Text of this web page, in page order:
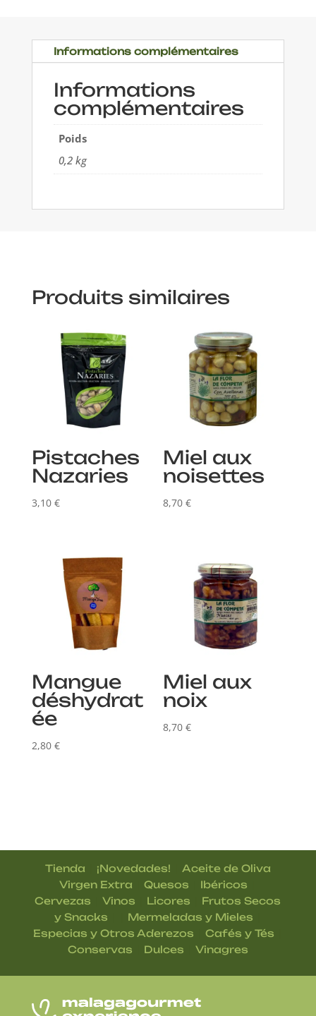
Informations complémentaires
Informations
complémentaires
Poids
0,2 kg
Produits similaires
Pistaches
Nazaries
3,10 €
Miel aux
noisettes
8,70€
Mangue
déshydrat
ée
2,80 €
Miel aux
noix
8,70€
Tienda ¡Novedades!
Aceite de Oliva
Virgen Extra
|Quesos Ibéricos
Cervezas |Vinos Licores
Frutos Secos
y Snacks
Mermeladas y Mieles
Especias y Otros Aderezos Cafés y Tés
Conservas Dulces Vinagres